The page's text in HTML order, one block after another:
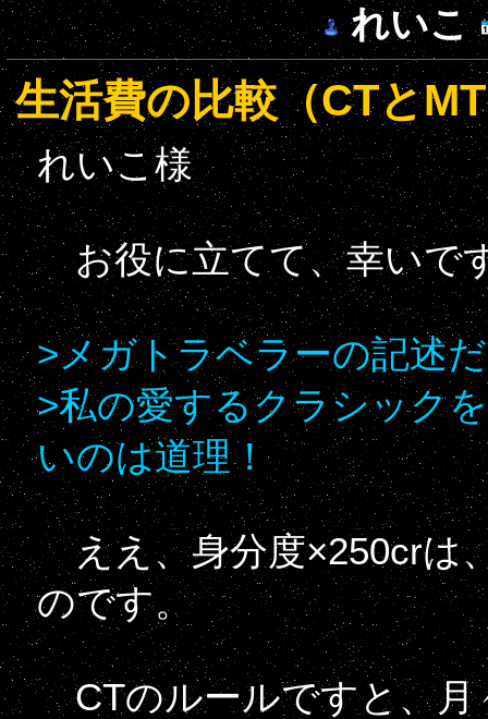
れいこ
生活費の比較（CTと
れいこ様
お役に立てて、幸いで
>メガトラベラーの記述
>私の愛するクラシック
いのは道理！
ええ、身分度×250crは
のです。
CTのルールですと、月